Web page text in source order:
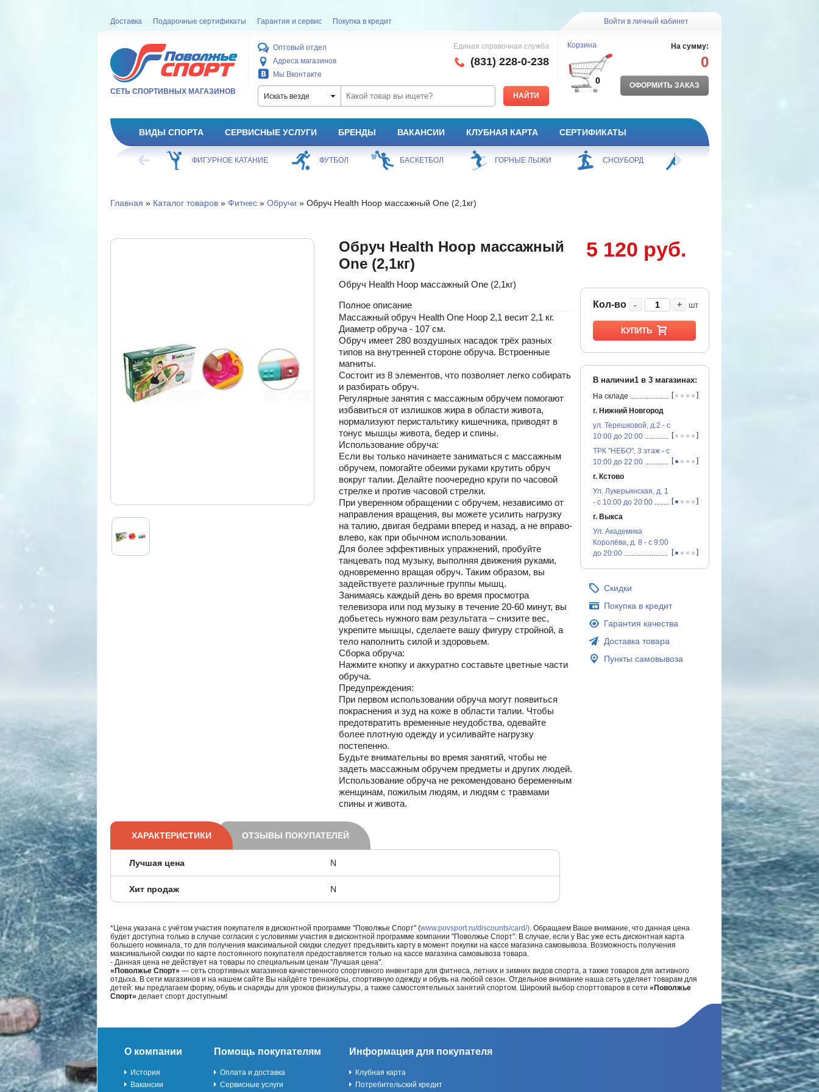
Доставка Подарочные сертификаты Гарантия и сервис Покупка в кредит Войти в личный кабинет
СЕТЬ СПОРТИВНЫХ МАГАЗИНОВ
Оптовый отдел
Адреса магазинов
Мы Вконтакте
Единая справочная служба
(831) 228-0-238
Искать везде
Корзина
0
На сумму:
0
ОФОРМИТЬ ЗАКАЗ
ВИДЫ СПОРТА СЕРВИСНЫЕ УСЛУГИ БРЕНДЫ ВАКАНСИИ КЛУБНАЯ КАРТА СЕРТИФИКАТЫ
ХОККЕЙ ФИГУРНОЕ КАТАНИЕ ФУТБОЛ БАСКЕТБОЛ ГОРНЫЕ ЛЫЖИ СНОУБОРД
Главная » Каталог товаров» Фитнес» Обручи » Обруч Health Hoop массажный One (2,1кг)
Обруч Health Hoop массажный
One (2,1кг)
Обруч Health Hoop массажный One (2,1кг)
Полное описание
Массажный обруч Health One Hoop 2,1 весит 2,1 кг.
Диаметр обруча - 107 см.
Обруч имеет 280 воздушных насадок трёх разных
типов на внутренней стороне обруча. Встроенные
магниты.
Состоит из 8 элементов, что позволяет легко собирать
и разбирать обруч.
Регулярные занятия с массажным обручем помогают
избавиться от излишков жира в области живота,
нормализуют перистальтику кишечника, приводят в
тонус мышцы живота, бедер и спины.
Использование обруча:
Если вы только начинаете заниматься с массажным
обручем, помогайте обеими руками крутить обруч
вокруг талии. Делайте поочередно круги по часовой
стрелке и против часовой стрелки.
При уверенном обращении с обручем, независимо от
направления вращения, вы можете усилить нагрузку
на талию, двигая бедрами вперед и назад, а не вправо-
влево, как при обычном использовании.
Для более эффективных упражнений, пробуйте
танцевать под музыку, выполняя движения руками,
одновременно вращая обруч. Таким образом, вы
задействуете различные группы мышц.
Занимаясь каждый день во время просмотра
телевизора или под музыку в течение 20-60 минут, вы
добьетесь нужного вам результата – снизите вес,
укрепите мышцы, сделаете вашу фигуру стройной, а
тело наполнить силой и здоровьем.
Сборка обруча:
Нажмите кнопку и аккуратно составьте цветные части
обруча.
Предупреждения:
При первом использовании обруча могут появиться
покраснения и зуд на коже в области талии. Чтобы
предотвратить временные неудобства, одевайте
более плотную одежду и усиливайте нагрузку
постепенно.
Будьте внимательны во время занятий, чтобы не
задеть массажным обручем предметы и других людей.
Использование обруча не рекомендовано беременным
женщинам, пожилым людям, и людям с травмами
спины и живота.
5 120 руб.
Кол-во - + шт
КУПИТЬ
В наличии1 в 3магазинах:
На складе ...............................................
[•••• ]
г. Нижний Новгород
ул. Терешковой, д.2 - с
10:00 до 20:00...............................................
[•••• ]
ТРК "НЕБО", 3 этаж - с
10:00 до 22:00...............................................
[•••• ]
г. Кстово
Ул. Лукерьинская, д. 1
- с 10:00 до 20:00...............................................
[•••• ]
г. Выкса
Ул. Академика
Королёва, д. 8 - с 9:00
до 20:00...............................................
[•••• ]
Скидки
Покупка в кредит
Гарантия качества
Доставка товара
Пункты самовывоза
ХАРАКТЕРИСТИКИ ОТЗЫВЫ ПОКУПАТЕЛЕЙ
Лучшая цена N
Хит продаж N
*Цена указана с учётом участия покупателя в дисконтной программе "Поволжье Спорт" (www.povsport.ru/discounts/card/). Обращаем Ваше внимание, что данная цена
будет доступна только в случае согласия с условиями участия в дисконтной программе компании "Поволжье Спорт". В случае, если у Вас уже есть дисконтная карта
большего номинала, то для получения максимальной скидки следует предъявить карту в момент покупки на кассе магазина самовывоза. Возможность получения
максимальной скидки по карте постоянного покупателя предоставляется только на кассе магазина самовывоза товара.
- Данная цена не действует на товары по специальным ценам "Лучшая цена".
«Поволжье Спорт» — сеть спортивных магазинов качественного спортивного инвентаря для фитнеса, летних и зимних видов спорта, а также товаров для активного
отдыха. В сети магазинов и на нашем сайте Вы найдёте тренажёры, спортивную одежду и обувь на любой сезон. Отдельное внимание наша сеть уделяет товарам для
детей: мы предлагаем форму, обувь и снаряды для уроков физкультуры, а также самостоятельных занятий спортом. Широкий выбор спорттоваров в сети «Поволжье
Спорт» делает спорт доступным!
О компании
История
Вакансии
Помощь покупателям
Оплата и доставка
Сервисные услуги
Информация для покупателя
Клубная карта
Потребительский кредит